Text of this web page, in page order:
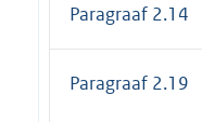
Paragraaf 2.14
Paragraaf 2.19